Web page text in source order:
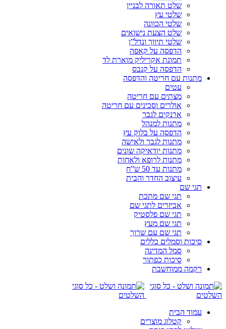
שלט תאורה לבניין
שלטי עץ
שלטי הכוונה
שלט הצעת נישואים
שלטי תיווך ונדל”ן
הדפסה על קאפה
תמונת אקריליק מוארת לד
הדפסה על קנבס
מתנות עם חריטה והדפסה
עטים
מצתים עם חריטה
אולרים וסכינים עם חריטה
ארנקים לגבר
מתנות למנהל
הדפסה על בלוק עץ
מתנות לגבר ולאישה
מתנות יודאיקה שונים
מתנות לרופא ולאחות
מתנות עד 50 ש”ח
עיצוב החדר והבית
תגי שם
תגי שם מתכת
אביזרים לתגי שם
תגי שם פלסטיק
תגי שם מעץ
תגי שם עם שרוך
סיכות וסמלים כללים
סמל המדינה
סיכות כפתור
רקמה ממוחשבת
עמוד הבית
קטלוג מוצרים